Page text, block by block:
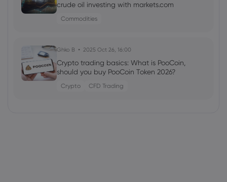
crude oil investing with markets.com
Commodities
Ghko B 2025 Oct 26, 16:00
Crypto trading basics: What is PooCoin,
should you buy PooCoin Token 2026?
Crypto CFD Trading